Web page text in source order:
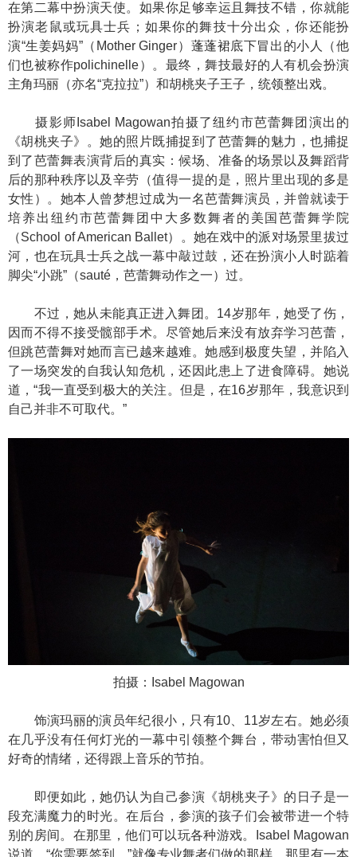
在第二幕中扮演天使。如果你足够幸运且舞技不错，你就能
扮演老鼠或玩具士兵；如果你的舞技十分出众，你还能扮
演“生姜妈妈”（Mother Ginger）蓬蓬裙底下冒出的小人（他
们也被称作polichinelle）。最终，舞技最好的人有机会扮演
主角玛丽（亦名“克拉拉”）和胡桃夹子王子，统领整出戏。
摄影师Isabel Magowan拍摄了纽约市芭蕾舞团演出的
《胡桃夹子》。她的照片既捕捉到了芭蕾舞的魅力，也捕捉
到了芭蕾舞表演背后的真实：候场、准备的场景以及舞蹈背
后的那种秩序以及辛劳（值得一提的是，照片里出现的多是
女性）。她本人曾梦想过成为一名芭蕾舞演员，并曾就读于
培养出纽约市芭蕾舞团中大多数舞者的美国芭蕾舞学院
（School of American Ballet）。她在戏中的派对场景里拔过
河，也在玩具士兵之战一幕中敲过鼓，还在扮演小人时踮着
脚尖“小跳”（sauté，芭蕾舞动作之一）过。
不过，她从未能真正进入舞团。14岁那年，她受了伤，
因而不得不接受髋部手术。尽管她后来没有放弃学习芭蕾，
但跳芭蕾舞对她而言已越来越难。她感到极度失望，并陷入
了一场突发的自我认知危机，还因此患上了进食障碍。她说
道，“我一直受到极大的关注。但是，在16岁那年，我意识到
自己并非不可取代。”
拍摄：Isabel Magowan
饰演玛丽的演员年纪很小，只有10、11岁左右。她必须
在几乎没有任何灯光的一幕中引领整个舞台，带动害怕但又
好奇的情绪，还得跟上音乐的节拍。
即便如此，她仍认为自己参演《胡桃夹子》的日子是一
段充满魔力的时光。在后台，参演的孩子们会被带进一个特
别的房间。在那里，他们可以玩各种游戏。Isabel Magowan